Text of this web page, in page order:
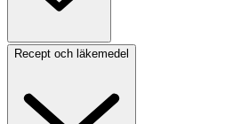
Recept och läkemedel